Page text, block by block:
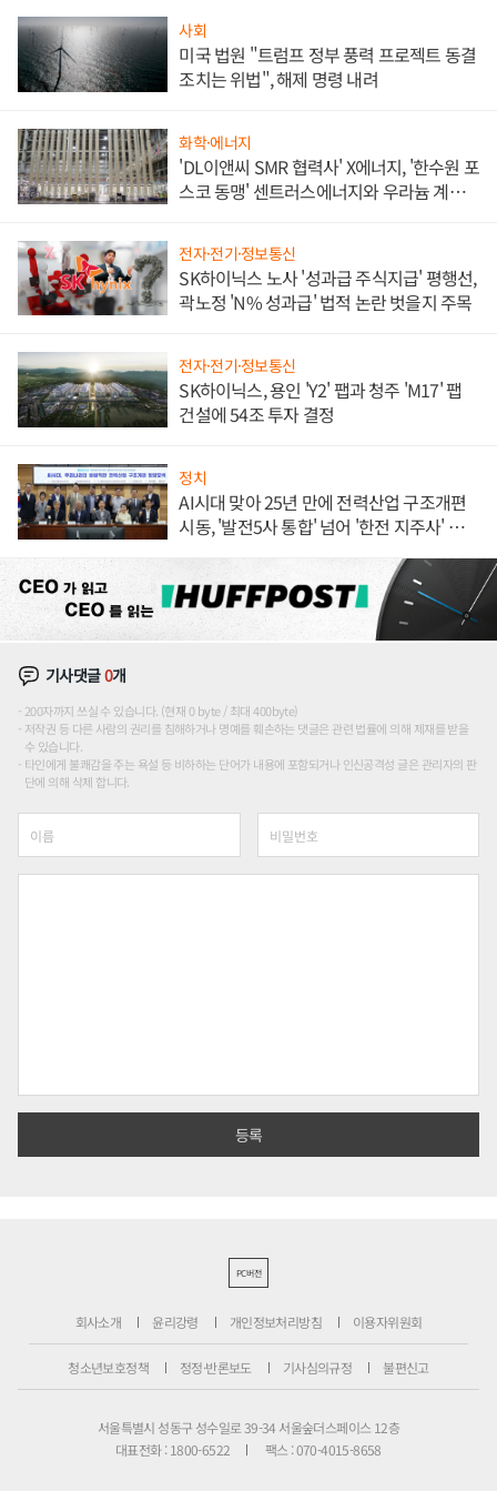
사회
미국 법원 "트럼프 정부 풍력 프로젝트 동결
조치는 위법", 해제 명령 내려
화학·에너지
'DL이앤씨 SMR 협력사' X에너지, '한수원 포
스코 동맹' 센트러스에너지와 우라늄 계약
전자·전기·정보통신
SK하이닉스 노사 '성과급 주식지급' 평행선,
곽노정 'N% 성과급' 법적 논란 벗을지 주목
전자·전기·정보통신
SK하이닉스, 용인 'Y2' 팹과 청주 'M17' 팹
건설에 54조 투자 결정
정치
AI시대 맞아 25년 만에 전력산업 구조개편
시동, '발전5사 통합' 넘어 '한전 지주사' 재편
기사댓글0개
200자까지 쓰실 수 있습니다. (현재 0 byte / 최대 400byte)
저작권 등 다른 사람의 권리를 침해하거나 명예를 훼손하는 댓글은 관련 법률에 의해 제재를 받을
수 있습니다.
타인에게 불쾌감을 주는 욕설 등 비하하는 단어가 내용에 포함되거나 인신공격성 글은 관리자의 판
단에 의해 삭제 합니다.
PC버전
회사소개 윤리강령 개인정보처리방침 이용자위원회
청소년보호정책 정정·반론보도 기사심의규정 불편신고
서울특별시 성동구 성수일로 39-34 서울숲더스페이스 12층
대표전화 : 1800-6522
팩스 : 070-4015-8658